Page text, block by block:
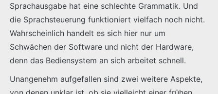
Sprachausgabe hat eine schlechte Grammatik. Und
die Sprachsteuerung funktioniert vielfach noch nicht.
Wahrscheinlich handelt es sich hier nur um
Schwächen der Software und nicht der Hardware,
denn das Bediensystem an sich arbeitet schnell.
Unangenehm aufgefallen sind zwei weitere Aspekte,